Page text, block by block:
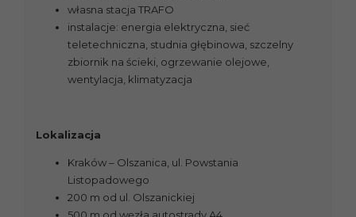
własna stacja TRAFO
instalacje: energia elektryczna, sieć
teletechniczna, studnia głębinowa, szczelny
zbiornik na ścieki, ogrzewanie olejowe,
wentylacja, klimatyzacja
Lokalizacja
Kraków – Olszanica, ul. Powstania
Listopadowego
200 m od ul. Olszanickiej